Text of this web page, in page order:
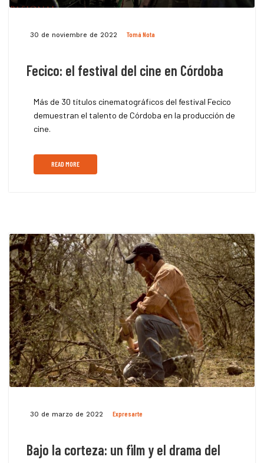
30 de noviembre de 2022 Tomá Nota
Fecico: el festival del cine en Córdoba
Más de 30 títulos cinematográficos del festival Fecico
demuestran el talento de Córdoba en la producción de
cine.
READ MORE
30 de marzo de 2022 Expresarte
Bajo la corteza: un film y el drama del